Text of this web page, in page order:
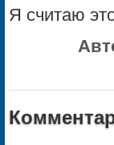
Я считаю